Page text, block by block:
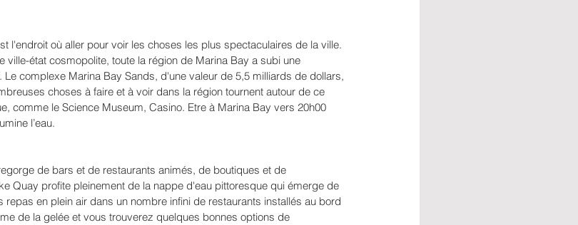
l'endroit où aller pour voir les choses les plus spectaculaires de la ville.
état cosmopolite, toute la région de Marina Bay a subi une
complexe Marina Bay Sands, d'une valeur de 5,5 milliards de dollars,
choses à faire et à voir dans la région tournent autour de ce
comme le Science Museum, Casino. Etre à Marina Bay vers 20h00
l’eau.
de bars et de restaurants animés, de boutiques et de
Quay profite pleinement de la nappe d'eau pittoresque qui émerge de
en plein air dans un nombre infini de restaurants installés au bord
de la gelée et vous trouverez quelques bonnes options de